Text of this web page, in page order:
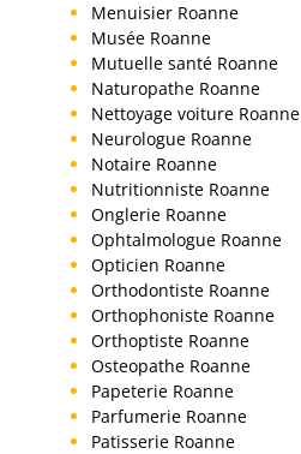
Menuisier Roanne
Musée Roanne
Mutuelle santé Roanne
Naturopathe Roanne
Nettoyage voiture Roanne
Neurologue Roanne
Notaire Roanne
Nutritionniste Roanne
Onglerie Roanne
Ophtalmologue Roanne
Opticien Roanne
Orthodontiste Roanne
Orthophoniste Roanne
Orthoptiste Roanne
Osteopathe Roanne
Papeterie Roanne
Parfumerie Roanne
Patisserie Roanne